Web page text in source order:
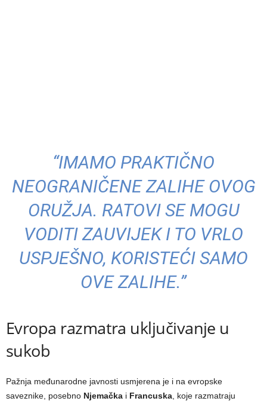
“IMAMO PRAKTIČNO
NEOGRANIČENE ZALIHE OVOG
ORUŽJA. RATOVI SE MOGU
VODITI ZAUVIJEK I TO VRLO
USPJEŠNO, KORISTEĆI SAMO
OVE ZALIHE.”
Evropa razmatra uključivanje u
sukob
Pažnja međunarodne javnosti usmjerena je i na evropske
saveznike, posebno Njemačka i Francuska , koje razmatraju